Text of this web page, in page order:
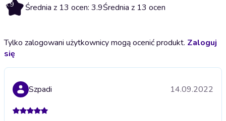
3.9 Średnia z 13 ocen: 3.9Średnia z 13 ocen
Tylko zalogowani użytkownicy mogą ocenić produkt. Zaloguj
się
Szpadi 14.09.2022